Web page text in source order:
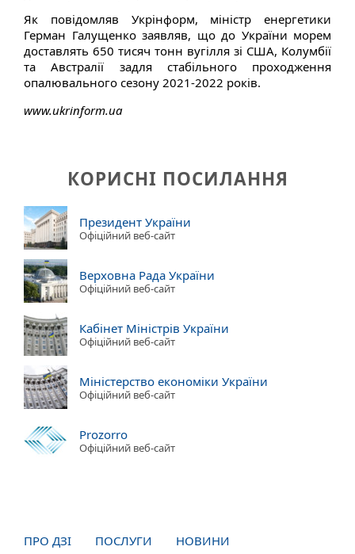
Як повідомляв Укрінформ, міністр енергетики
Герман Галущенко заявляв, що до України морем
доставлять 650 тисяч тонн вугілля зі США, Колумбії
та Австралії задля стабільного проходження
опалювального сезону 2021-2022 років.
www.ukrinform.ua
КОРИСНІ ПОСИЛАННЯ
Президент України
Офіційний веб-сайт
Верховна Рада України
Офіційний веб-сайт
Кабінет Міністрів України
Офіційний веб-сайт
Міністерство економіки України
Офіційний веб-сайт
Prozorro
Офіційний веб-сайт
ПРО ДЗІ ПОСЛУГИ НОВИНИ